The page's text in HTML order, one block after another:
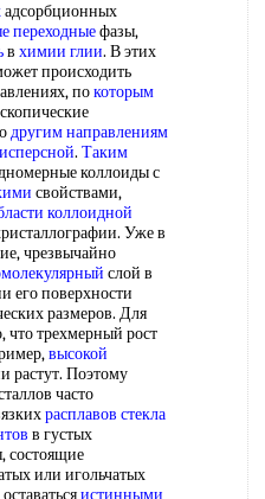
адсорбционных
переходныефазы,
в химии глии. В этих
происходить
покоторым
другим направлениям
. Таким
коллоиды с
свойствами,
коллоидной
Уже в
чрезвычайно
слой в
его поверхности
размеров. Для
что трехмерный рост
высокой
растут. Поэтому
часто
расплавов стекла
в густых
состоящие
или игольчатых
оставатьсяистинными